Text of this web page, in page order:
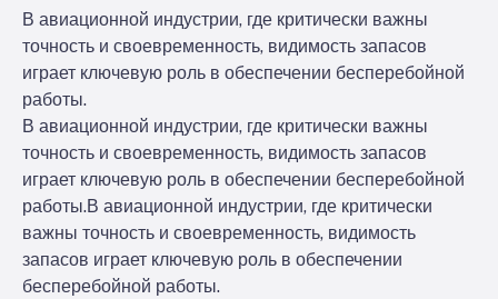
В авиационной индустрии, где критически важны
точность и своевременность, видимость запасов
играет ключевую роль в обеспечении бесперебойной
работы.
В авиационной индустрии, где критически важны
точность и своевременность, видимость запасов
играет ключевую роль в обеспечении бесперебойной
работы.В авиационной индустрии, где критически
важны точность и своевременность, видимость
запасов играет ключевую роль в обеспечении
бесперебойной работы.